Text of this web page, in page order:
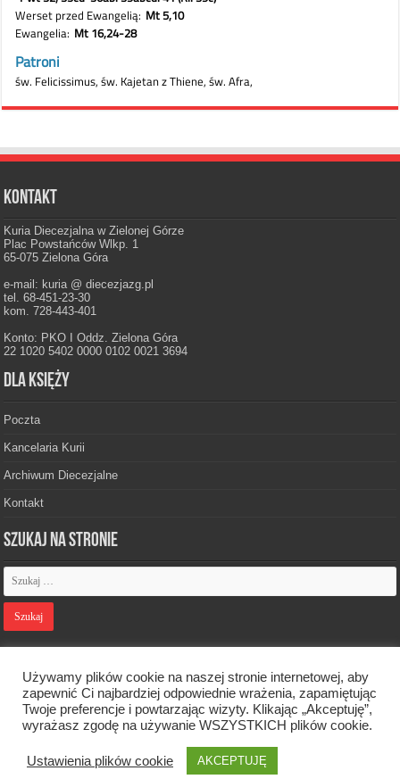
Kontakt
Kuria Diecezjalna w Zielonej Górze
Plac Powstańców Wlkp. 1
65-075 Zielona Góra
e-mail: kuria @ diecezjazg.pl
tel. 68-451-23-30
kom. 728-443-401
Konto: PKO I Oddz. Zielona Góra
22 1020 5402 0000 0102 0021 3694
Dla księży
Poczta
Kancelaria Kurii
Archiwum Diecezjalne
Kontakt
Szukaj na stronie
Designed by Webdawid
Oficjalna strona Diecezji Zielonogórsko-Gorzowskiej. © 2026. Wszelkie
Używamy plików cookie na naszej stronie internetowej, aby
zapewnić Ci najbardziej odpowiednie wrażenia, zapamiętując
Twoje preferencje i powtarzając wizyty. Klikając „Akceptuję”,
wyrażasz zgodę na używanie WSZYSTKICH plików cookie.
Ustawienia plików cookie AKCEPTUJĘ